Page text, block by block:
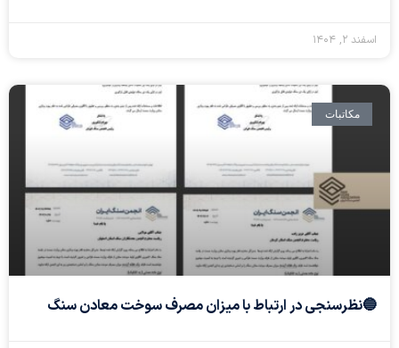
اسفند ۲, ۱۴۰۴
مکاتبات
🔵نظرسنجی در ارتباط با میزان مصرف سوخت معادن سنگ